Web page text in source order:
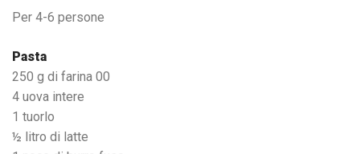
Per 4-6 persone
Pasta
250 g di farina 00
4 uova intere
1 tuorlo
½ litro di latte